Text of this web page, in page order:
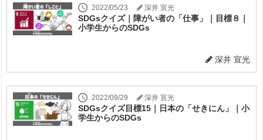
2022/05/23 深井 宣光
SDGsクイズ｜障がい者の「仕事」｜目標８｜
小学生からのSDGs
深井 宣光
2022/09/29 深井 宣光
SDGsクイズ目標15｜日本の「せきにん」｜小
学生からのSDGs